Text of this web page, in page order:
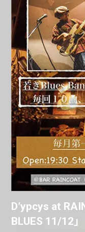
D’ypcys at
BLUES 11/12」